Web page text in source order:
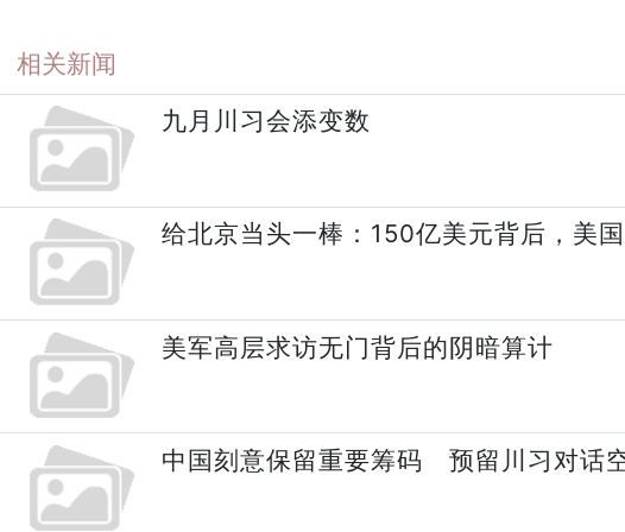
相关新闻
九月川习会添变数
给北京当头一棒：150亿美元背后，美
美军高层求访无门背后的阴暗算计
中国刻意保留重要筹码 预留川习对话